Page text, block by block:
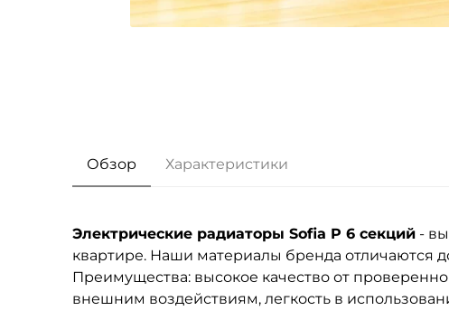
Обзор Характеристики
Электрические радиаторы Sofia P 6 секций -
квартире. Наши материалы бренда отличаются
Преимущества: высокое качество от
внешним воздействиям, легкость в